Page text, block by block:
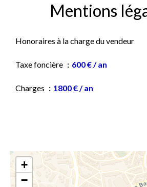
Mentions
Honoraires à la charge du vendeur
Taxe foncière 600 € / an
Charges 1800 € / an
+
−